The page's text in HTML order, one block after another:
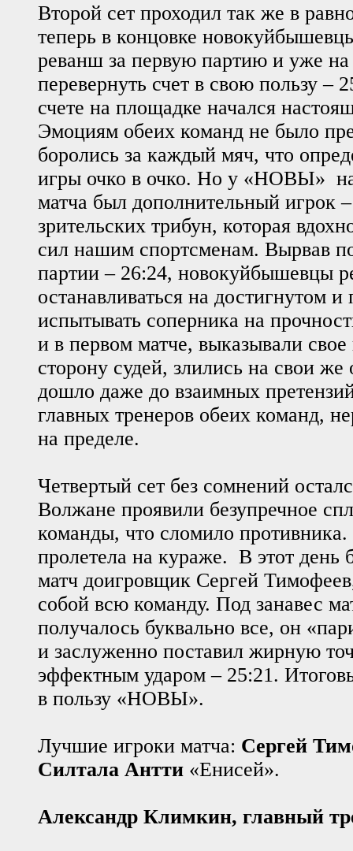
Второй сет проходил так же в
теперь в концовке
реванш за первую партию и уже на
перевернуть счет в свою пользу –
счете на площадке начался
Эмоциям обеих команд не было
боролись за каждый мяч, что
игры очко в очко. Но у «НОВЫ»
матча был дополнительный игрок
зрительских трибун, которая
сил нашим спортсменам. Вырвав
партии – 26:24, новокуйбышевцы
останавливаться на достигнутом
испытывать соперника на
и в первом матче, выказывали свое
сторону судей, злились на свои
дошло даже до взаимных
главных тренеров обеих команд,
на пределе.
Четвертый сет без сомнений
Волжане проявили безупречное
команды, что сломило противника.
пролетела на кураже. В этот день
матч доигровщик Сергей
собой всю команду. Под занавес
получалось буквально все, он
и заслуженно поставил жирную
эффектным ударом – 25:21.
в пользу «НОВЫ».
Лучшие игроки матча: Сергей
Силтала Антти «Енисей».
Александр Климкин, главный